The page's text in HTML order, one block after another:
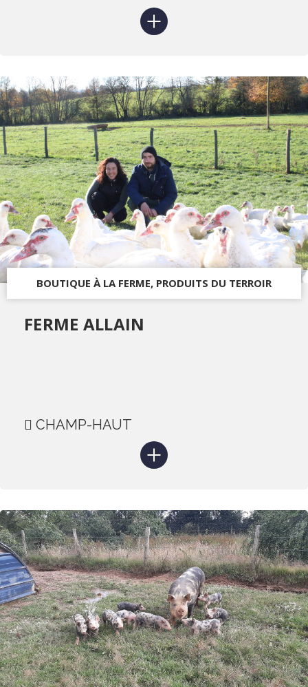
BOUTIQUE À LA FERME, PRODUITS DU TERROIR
FERME ALLAIN
CHAMP-HAUT